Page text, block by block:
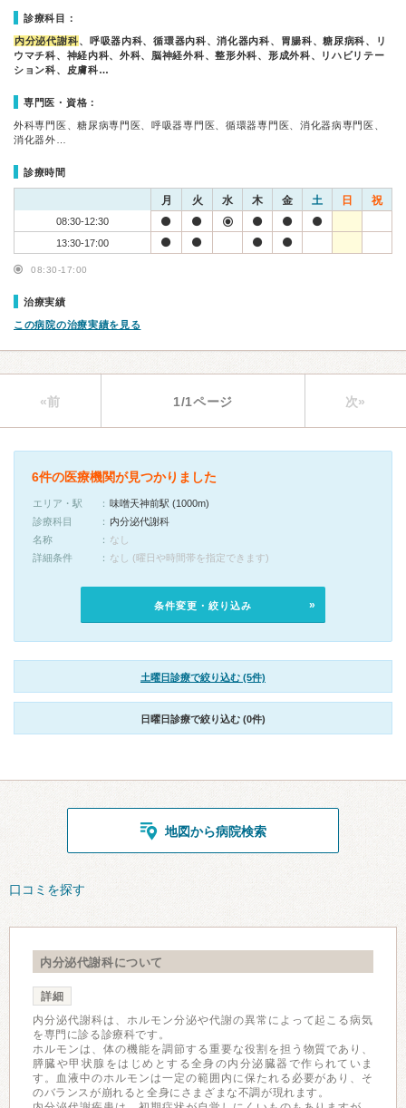
診療科目：
内分泌代謝科、呼吸器内科、循環器内科、消化器内科、胃腸科、糖尿病科、リ
ウマチ科、神経内科、外科、脳神経外科、整形外科、形成外科、リハビリテー
ション科、皮膚科…
専門医・資格：
外科専門医、糖尿病専門医、呼吸器専門医、循環器専門医、消化器病専門医、
消化器外…
診療時間
月 火 水 木 金 土 日 祝
08:30-12:30
13:30-17:00
08:30-17:00
治療実績
この病院の治療実績を見る
«前 1/1ページ 次»
6件の医療機関が見つかりました
エリア・駅
味噌天神前駅 (1000m)
診療科目
内分泌代謝科
名称
なし
詳細条件
なし (曜日や時間帯を指定できます)
条件変更・絞り込み
土曜日診療で絞り込む (5件)
日曜日診療で絞り込む (0件)
地図から病院検索
口コミを探す
内分泌代謝科について
詳細
内分泌代謝科は、ホルモン分泌や代謝の異常によって起こる病気
を専門に診る診療科です。
ホルモンは、体の機能を調節する重要な役割を担う物質であり、
膵臓や甲状腺をはじめとする全身の内分泌臓器で作られていま
す。血液中のホルモンは一定の範囲内に保たれる必要があり、そ
のバランスが崩れると全身にさまざまな不調が現れます。